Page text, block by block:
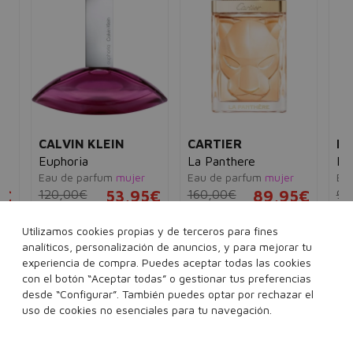
CALVIN KLEIN
Euphoria
Eau de parfum mujer
120,00€ 53,95€
30 ml 100 ml
160 ml Ver 1 set
Añadir a la cesta
CARTIER
La Panthere
Eau de parfum mujer
160,00€ 89,95€
50 ml 100 ml
Añadir a la cesta
Utilizamos cookies propias y de terceros para fines
analíticos, personalización de anuncios, y para mejorar tu
experiencia de compra. Puedes aceptar todas las cookies
con el botón “Aceptar todas” o gestionar tus preferencias
desde “Configurar”. También puedes optar por rechazar el
uso de cookies no esenciales para tu navegación.